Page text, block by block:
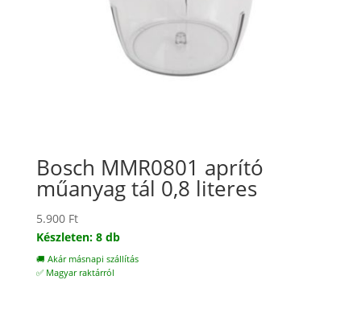
Bosch MMR0801 aprító
műanyag tál 0,8 literes
5.900 Ft
Készleten: 8 db
🚚 Akár másnapi szállítás
✅ Magyar raktárról